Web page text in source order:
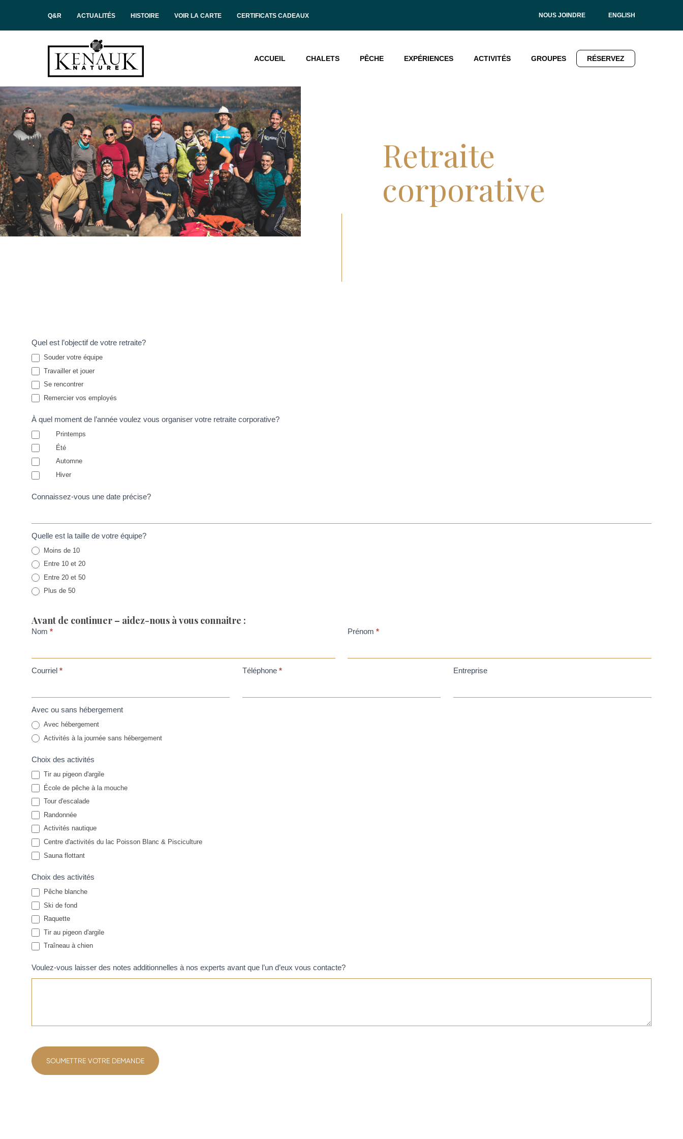
Q&R ACTUALITÉS HISTOIRE VOIR LA CARTE CERTIFICATS CADEAUX NOUS JOINDRE ENGLISH
ACCUEIL CHALETS PÊCHE EXPÉRIENCES ACTIVITÉS GROUPES RÉSERVEZ
Retraite
corporative
Retraite
Quel est l’objectif de votre retraite?
Souder votre équipe
Travailler et jouer
Se rencontrer
Remercier vos employés
À quel moment de l’année voulez vous organiser votre retraite corporative?
Printemps
Été
Automne
Hiver
Connaissez-vous une date précise?
Quelle est la taille de votre équipe?
Moins de 10
Entre 10 et 20
Entre 20 et 50
Plus de 50
Avant de continuer – aidez-nous à vous connaitre :
Nom * Prénom*
Courriel * Téléphone * Entreprise
Avec ou sans hébergement
Avec hébergement
Activités à la journée sans hébergement
Choix des activités
Tir au pigeon d'argile
École de pêche à la mouche
Tour d'escalade
Randonnée
Activités nautique
Centre d'activités du lac Poisson Blanc & Pisciculture
Sauna flottant
Choix des activités
Pêche blanche
Ski de fond
Raquette
Tir au pigeon d'argile
Traîneau à chien
Voulez-vous laisser des notes additionnelles à nos experts avant que l’un d’eux vous contacte?
SOUMETTRE VOTRE DEMANDE